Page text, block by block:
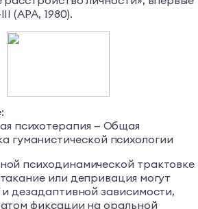
(APA, 1980).
психотерапия — Общая
гуманистической психологии
психодинамической трактовке
или депривация могут
дезадаптивной зависимости,
фиксации на оральной